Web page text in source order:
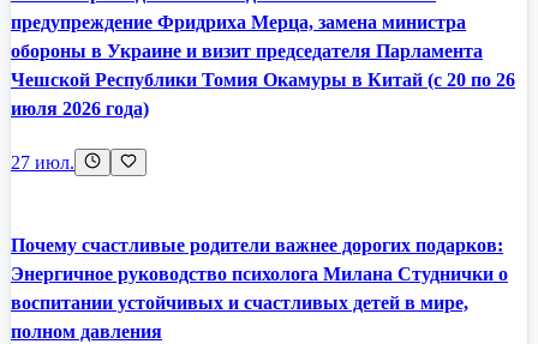
предупреждение Фридриха Мерца, замена министра
обороны в Украине и визит председателя Парламента
Чешской Республики Томия Окамуры в Китай (с 20 по 26
июля 2026 года)
27 июл.
Почему счастливые родители важнее дорогих подарков:
Энергичное руководство психолога Милана Студнички о
воспитании устойчивых и счастливых детей в мире,
полном давления